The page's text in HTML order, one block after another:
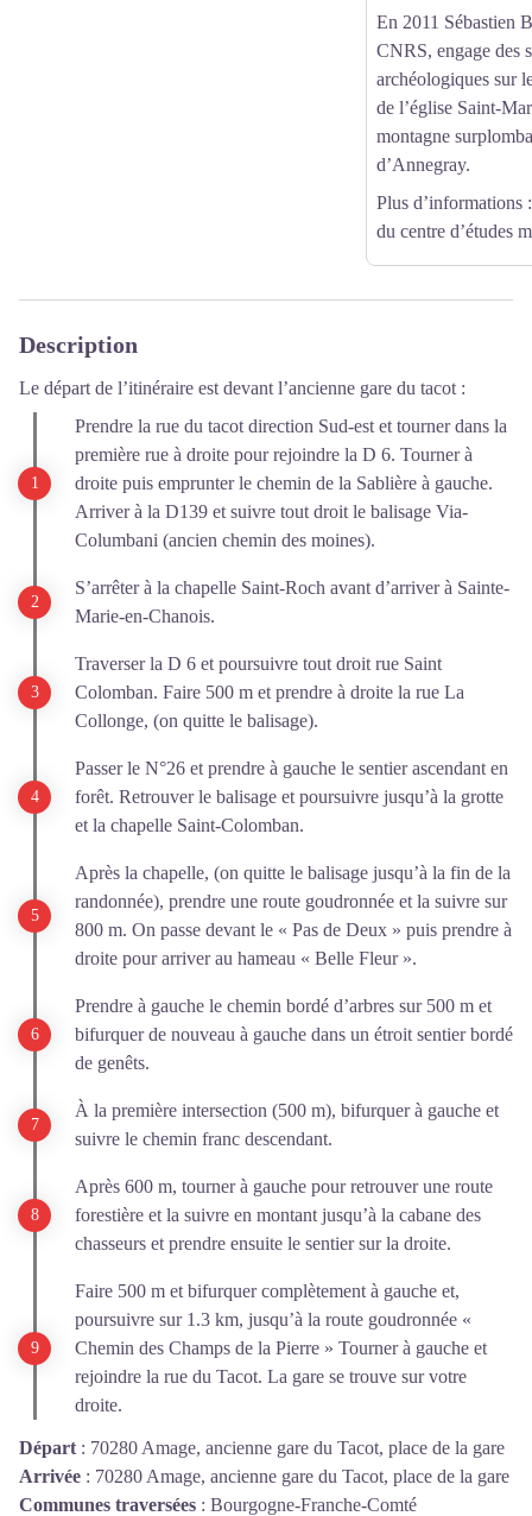
En 2011 Sébastien
CNRS, engage des
archéologiques sur
de l’église Saint-
montagne
d’Annegray.
Plus d’informations
du centre d’études
Description
Le départ de l’itinéraire est devant l’ancienne gare du tacot :
Prendre la rue du tacot direction Sud-est et tourner dans la
première rue à droite pour rejoindre la D 6. Tourner à
droite puis emprunter le chemin de la Sablière à gauche.
Arriver à la D139 et suivre tout droit le balisage Via-
Columbani (ancien chemin des moines).
S’arrêter à la chapelle Saint-Roch avant d’arriver à Sainte-
Marie-en-Chanois.
Traverser la D 6 et poursuivre tout droit rue Saint
Colomban. Faire 500 m et prendre à droite la rue La
Collonge, (on quitte le balisage).
Passer le N°26 et prendre à gauche le sentier ascendant en
forêt. Retrouver le balisage et poursuivre jusqu’à la grotte
et la chapelle Saint-Colomban.
Après la chapelle, (on quitte le balisage jusqu’à la fin de la
randonnée), prendre une route goudronnée et la suivre sur
800 m. On passe devant le « Pas de Deux » puis prendre à
droite pour arriver au hameau « Belle Fleur ».
Prendre à gauche le chemin bordé d’arbres sur 500 m et
bifurquer de nouveau à gauche dans un étroit sentier bordé
de genêts.
À la première intersection (500 m), bifurquer à gauche et
suivre le chemin franc descendant.
Après 600 m, tourner à gauche pour retrouver une route
forestière et la suivre en montant jusqu’à la cabane des
chasseurs et prendre ensuite le sentier sur la droite.
Faire 500 m et bifurquer complètement à gauche et,
poursuivre sur 1.3 km, jusqu’à la route goudronnée «
Chemin des Champs de la Pierre » Tourner à gauche et
rejoindre la rue du Tacot. La gare se trouve sur votre
droite.
Départ : 70280 Amage, ancienne gare du Tacot, place de la gare
Arrivée : 70280 Amage, ancienne gare du Tacot, place de la gare
Communes traversées : Bourgogne-Franche-Comté